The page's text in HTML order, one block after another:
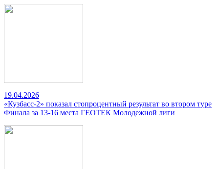
19.04.2026
«Кузбасс-2» показал стопроцентный результат во втором туре
Финала за 13-16 места ГЕОТЕК Молодежной лиги